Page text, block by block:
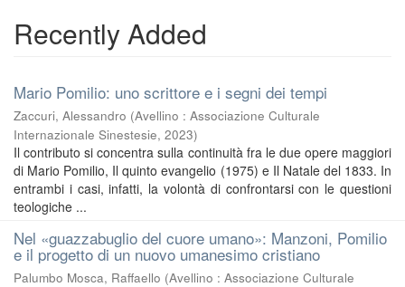
Recently Added
Mario Pomilio: uno scrittore e i segni dei tempi
Zaccuri, Alessandro (Avellino : Associazione Culturale
Internazionale Sinestesie, 2023)
Il contributo si concentra sulla continuità fra le due opere maggiori
di Mario Pomilio, Il quinto evangelio (1975) e Il Natale del 1833. In
entrambi i casi, infatti, la volontà di confrontarsi con le questioni
teologiche ...
Nel «guazzabuglio del cuore umano»: Manzoni, Pomilio
e il progetto di un nuovo umanesimo cristiano
Palumbo Mosca, Raffaello (Avellino : Associazione Culturale